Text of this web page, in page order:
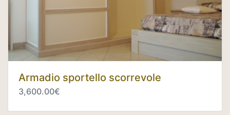
Armadio sportello scorrevole
3,600.00€